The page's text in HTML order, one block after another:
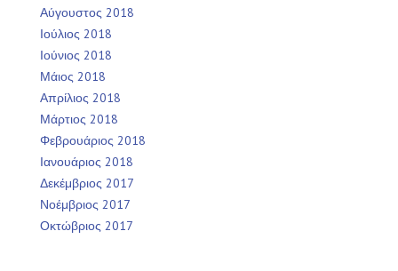
Αύγουστος 2018
Ιούλιος 2018
Ιούνιος 2018
Μάιος 2018
Απρίλιος 2018
Μάρτιος 2018
Φεβρουάριος 2018
Ιανουάριος 2018
Δεκέμβριος 2017
Νοέμβριος 2017
Οκτώβριος 2017